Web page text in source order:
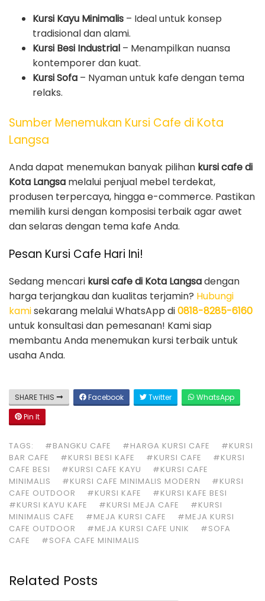
Kursi Kayu Minimalis – Ideal untuk konsep
tradisional dan alami.
Kursi Besi Industrial – Menampilkan nuansa
kontemporer dan kuat.
Kursi Sofa – Nyaman untuk kafe dengan tema
relaks.
Sumber Menemukan Kursi Cafe di Kota
Langsa
Anda dapat menemukan banyak pilihan kursi cafe di
Kota Langsa melalui penjual mebel terdekat,
produsen terpercaya, hingga e-commerce. Pastikan
memilih kursi dengan komposisi terbaik agar awet
dan selaras dengan tema kafe Anda.
Pesan Kursi Cafe Hari Ini!
Sedang mencari kursi cafe di Kota Langsadengan
harga terjangkau dan kualitas terjamin? Hubungi
kamisekarang melalui WhatsApp di0818-8285-6160
untuk konsultasi dan pemesanan! Kami siap
membantu Anda menemukan kursi terbaik untuk
usaha Anda.
SHARE THIS Facebook Twitter
WhatsApp
Pin It
TAGS: #BANGKU CAFE #HARGA KURSI CAFE
#KURSI
BAR CAFE
#KURSI BESI KAFE #KURSI CAFE
#KURSI
CAFE BESI
#KURSI CAFE KAYU
#KURSI CAFE
MINIMALIS
#KURSI CAFE MINIMALIS MODERN
#KURSI
CAFE OUTDOOR
#KURSI KAFE
#KURSI KAFE BESI
#KURSI KAYU KAFE
#KURSI MEJA CAFE
#KURSI
MINIMALIS CAFE
#MEJA KURSI CAFE
#MEJA KURSI
CAFE OUTDOOR
#MEJA KURSI CAFE UNIK
#SOFA
CAFE
#SOFA CAFE MINIMALIS
Related Posts